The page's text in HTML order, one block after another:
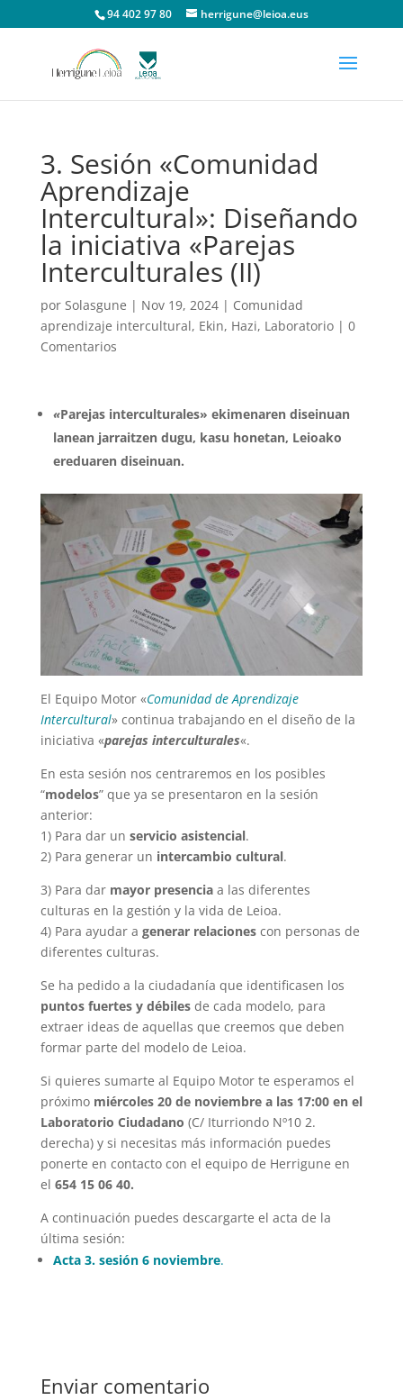
94 402 97 80 herrigune@leioa.eus
3. Sesión «Comunidad
Aprendizaje
Intercultural»: Diseñando
la iniciativa «Parejas
Interculturales (II)
por Solasgune | Nov 19, 2024| Comunidad
aprendizaje intercultural, Ekin, Hazi, Laboratorio| 0
Comentarios
«Parejas interculturales» ekimenaren diseinuan
lanean jarraitzen dugu, kasu honetan, Leioako
ereduaren diseinuan.
El Equipo Motor «Comunidad de Aprendizaje
Intercultural» continua trabajando en el diseño de la
iniciativa «parejas interculturales«.
En esta sesión nos centraremos en los posibles
“modelos” que ya se presentaron en la sesión
anterior:
1) Para dar un servicio asistencial.
2) Para generar un intercambio cultural.
3) Para dar mayor presenciaa las diferentes
culturas en la gestión y la vida de Leioa.
4) Para ayudar a generar relacionescon personas de
diferentes culturas.
Se ha pedido a la ciudadanía que identificasen los
puntos fuertes y débilesde cada modelo, para
extraer ideas de aquellas que creemos que deben
formar parte del modelo de Leioa.
Si quieres sumarte al Equipo Motor te esperamos el
próximo miércoles 20 de noviembre a las 17:00 en el
Laboratorio Ciudadano (C/ Iturriondo Nº10 2.
derecha) y si necesitas más información puedes
ponerte en contacto con el equipo de Herrigune en
el 654 15 06 40.
A continuación puedes descargarte el acta de la
última sesión:
Acta 3. sesión 6 noviembre.
Enviar comentario